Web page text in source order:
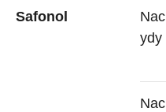
Safonol
Nac
ydy
Nac